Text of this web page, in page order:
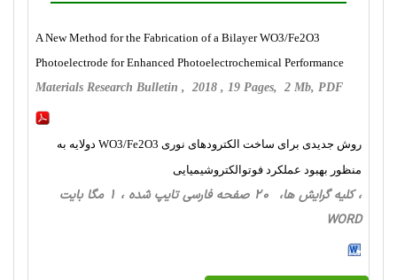
A New Method for the Fabrication of a Bilayer WO3/Fe2O3
Photoelectrode for Enhanced Photoelectrochemical Performance
Materials Research Bulletin , 2018 , 19 Pages, 2 Mb, PDF
روش جدیدی برای ساخت الکترودهای نوری WO3/Fe2O3 دولایه به
منظور بهبود عملکرد فوتوالکتروشیمیایی
، کلیه گرایش ها، 20 صفحه فارسی تایپ شده ، 1 مگا بایت
WORD